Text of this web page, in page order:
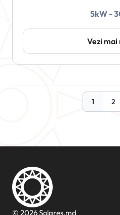
5kW -
Vezi mai
1 2
© 2026 Solares.md